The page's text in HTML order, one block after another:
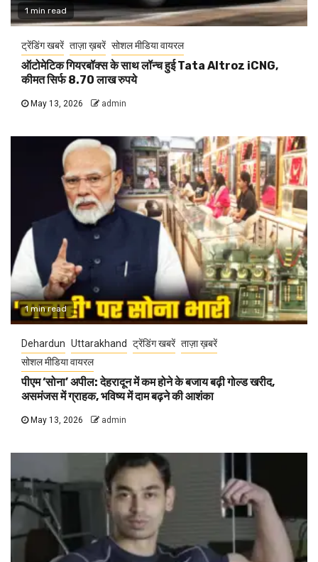
1 min read
ट्रेंडिंग खबरें ताज़ा ख़बरें सोशल मीडिया वायरल
ऑटोमेटिक गियरबॉक्स के साथ लॉन्च हुई Tata Altroz iCNG,
कीमत सिर्फ 8.70 लाख रुपये
May 13, 2026 admin
1 min read
Dehardun Uttarakhand ट्रेंडिंग खबरें ताज़ा ख़बरें
सोशल मीडिया वायरल
पीएम ‘सोना’ अपील: देहरादून में कम होने के बजाय बढ़ी गोल्ड खरीद,
असमंजस में ग्राहक, भविष्य में दाम बढ़ने की आशंका
May 13, 2026 admin